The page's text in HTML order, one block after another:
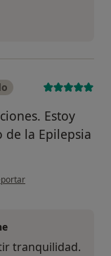
Estoy
la Epilepsia
opinión del usuario P.A
tranquilidad.